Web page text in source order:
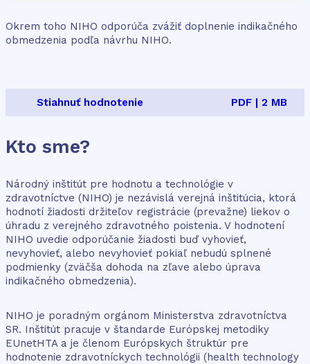
Okrem toho NIHO odporúča zvážiť doplnenie indikačného
obmedzenia podľa návrhu NIHO.
Stiahnuť hodnotenie PDF | 2 MB
Kto sme?
Národný inštitút pre hodnotu a technológie v
zdravotníctve (NIHO) je nezávislá verejná inštitúcia, ktorá
hodnotí žiadosti držiteľov registrácie (prevažne) liekov o
úhradu z verejného zdravotného poistenia. V hodnotení
NIHO uvedie odporúčanie žiadosti buď vyhovieť,
nevyhovieť, alebo nevyhovieť pokiaľ nebudú splnené
podmienky (zväčša dohoda na zľave alebo úprava
indikačného obmedzenia).
NIHO je poradným orgánom Ministerstva zdravotníctva
SR. Inštitút pracuje v štandarde Európskej metodiky
EUnetHTA a je členom Európskych štruktúr pre
hodnotenie zdravotníckych technológii (health technology